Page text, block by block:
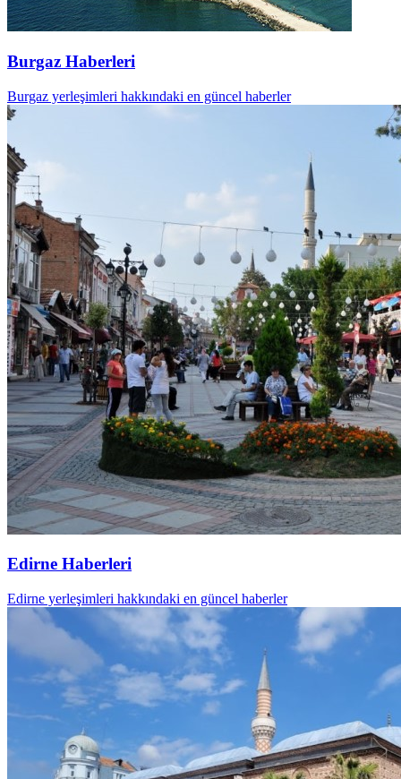
Burgaz Haberleri
Burgaz yerleşimleri hakkındaki en güncel haberler
Edirne Haberleri
Edirne yerleşimleri hakkındaki en güncel haberler